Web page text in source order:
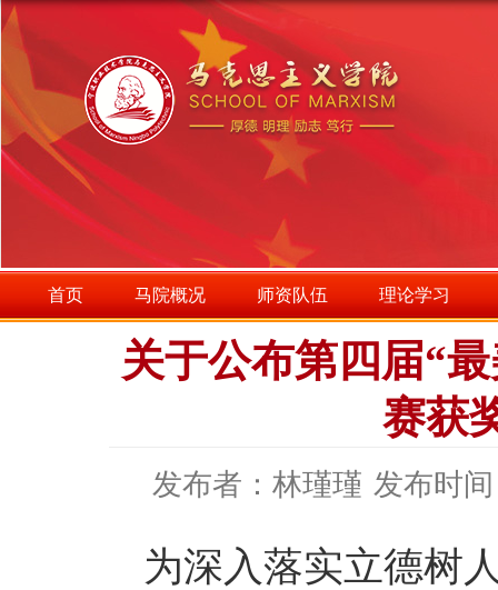
首页 马院概况 师资队伍 理论学习
关于公布第四届“
赛获
发布者：林瑾瑾 发布时
为深入落实立德树